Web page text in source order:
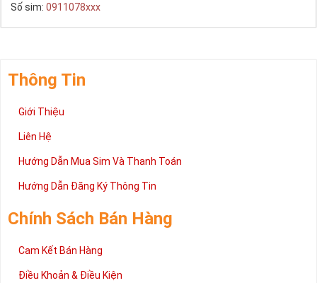
Số sim: 0911078xxx
Thông Tin
Giới Thiệu
Liên Hệ
Hướng Dẫn Mua Sim Và Thanh Toán
Hướng Dẫn Đăng Ký Thông Tin
Chính Sách Bán Hàng
Cam Kết Bán Hàng
Điều Khoản & Điều Kiện